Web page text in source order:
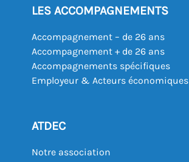
LES ACCOMPAGNEMENTS
Accompagnement – de 26 ans
Accompagnement + de 26 ans
Accompagnements spécifiques
Employeur & Acteurs économiques
ATDEC
Notre association